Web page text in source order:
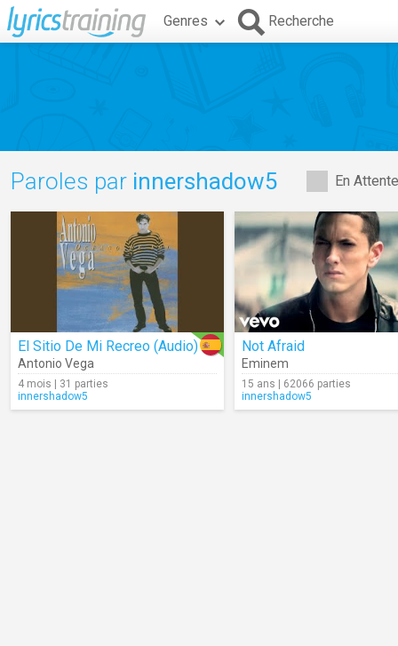
Genres Recherche
En
Paroles par innershadow5
El Sitio De Mi Recreo (Audio)
Antonio Vega
4 mois | 31 parties
innershadow5
Not Afraid
Eminem
15 ans | 62066 parties
innershadow5